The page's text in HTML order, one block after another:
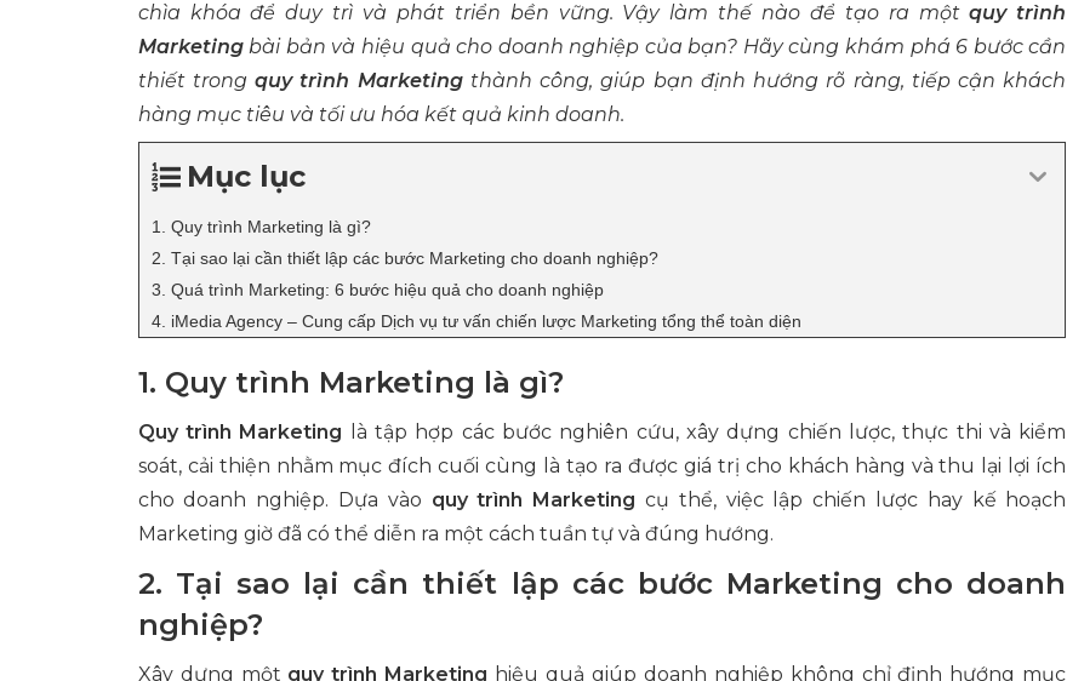
chìa khóa để duy trì và phát triển bền vững. Vậy làm thế nào để tạo ra mộtquy trình
Marketingbài bản và hiệu quả cho doanh nghiệp của bạn? Hãy cùng khám phá 6 bước cần
thiết trongquy trình Marketing thành công, giúp bạn định hướng rõ ràng, tiếp cận khách
hàng mục tiêu và tối ưu hóa kết quả kinh doanh.
Mục lục
1. Quy trình Marketing là gì?
2. Tại sao lại cần thiết lập các bước Marketing cho doanh nghiệp?
3. Quá trình Marketing: 6 bước hiệu quả cho doanh nghiệp
4. iMedia Agency – Cung cấp Dịch vụ tư vấn chiến lược Marketing tổng thể toàn diện
1. Quy trình Marketing là gì?
Quy trình Marketing là tập hợp các bước nghiên cứu, xây dựng chiến lược, thực thi và kiểm
soát, cải thiện nhằm mục đích cuối cùng là tạo ra được giá trị cho khách hàng và thu lại lợi ích
cho doanh nghiệp. Dựa vào quy trình Marketing cụ thể, việc lập chiến lược hay kế hoạch
Marketing giờ đã có thể diễn ra một cách tuần tự và đúng hướng.
2. Tại sao lại cần thiết lập các bước Marketing cho doanh
nghiệp?
Xây dựng một quy trình Marketing hiệu quả giúp doanh nghiệp không chỉ định hướng mục